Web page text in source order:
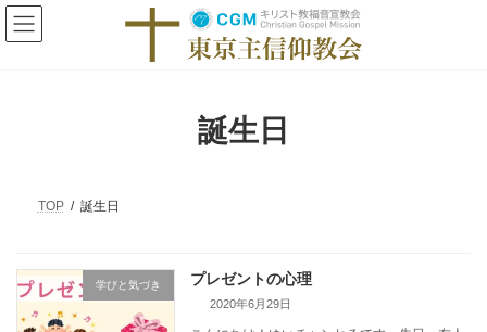
コ
ン
テ
ナ
ビ
ゲ
誕生日
TOP 誕生日
学びと気づき プレゼントの心理
2020年6月29日